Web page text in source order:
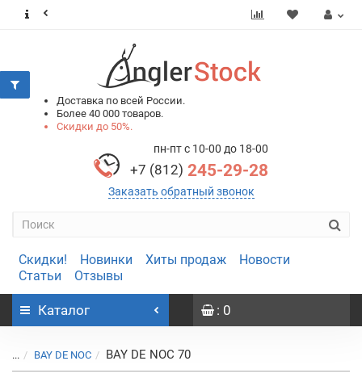
Доставка по всей России.
Более 40 000 товаров.
Скидки до 50%.
пн-пт с 10-00 до 18-00
+7 (812) 245-29-28
Заказать обратный звонок
Скидки! Новинки Хиты продаж
Новости
Статьи
Отзывы
Каталог : 0
... BAY DE NOC BAY DE NOC 70